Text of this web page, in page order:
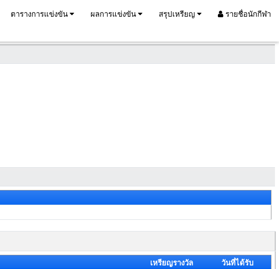
ตารางการแข่งขัน ผลการแข่งขัน สรุปเหรียญ รายชื่อนักกีฬา
เหรียญรางวัล
วันที่ได้รับ